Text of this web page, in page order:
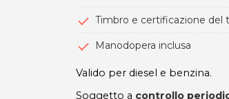
Timbro e certificazione del
Manodopera inclusa
Valido per diesel e benzina.
Soggetto a controllo